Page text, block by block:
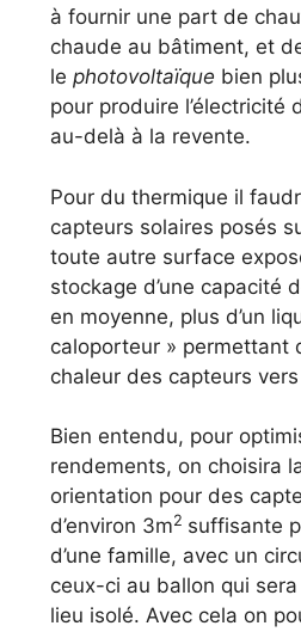
à fournir une part de
chaude au bâtiment, et
le photovoltaïque bien
pour produire l’électricité
au-delà à la revente.
Pour du thermique il
capteurs solaires posés
toute autre surface
stockage d’une capacité
en moyenne, plus d’un
caloporteur » permettant
chaleur des capteurs
Bien entendu, pour
rendements, on choisira
orientation pour des
d’environ 3m2 suffisante
d’une famille, avec un
ceux-ci au ballon qui
lieu isolé. Avec cela on